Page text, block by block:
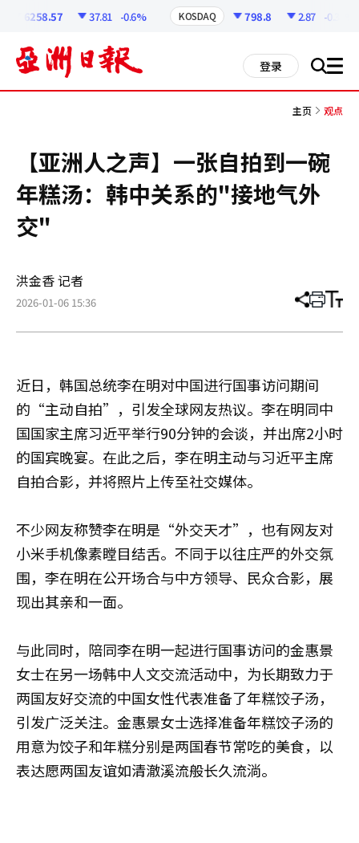
6258.57 37.81 -0.6% KOSDAQ 798.8 2.87 -0.36%
登录 搜 all
主页 观点
【亚洲人之声】一张自拍到一碗
年糕汤：韩中关系的"接地气外
交"
洪金香 记者
2026-01-06 15:36 分
章
打 调
小
近日，韩国总统李在明对中国进行国事访问期间
的“主动自拍”，引发全球网友热议。李在明同中
国国家主席习近平举行90分钟的会谈，并出席2小时
的国宾晚宴。在此之后，李在明主动与习近平主席
自拍合影，并将照片上传至社交媒体。
不少网友称赞李在明是“外交天才”，也有网友对
小米手机像素瞠目结舌。不同于以往庄严的外交氛
围，李在明在公开场合与中方领导、民众合影，展
现出其亲和一面。
与此同时，陪同李在明一起进行国事访问的金惠景
女士在另一场韩中人文交流活动中，为长期致力于
两国友好交流的中国女性代表准备了年糕饺子汤，
引发广泛关注。金惠景女士选择准备年糕饺子汤的
用意为饺子和年糕分别是两国春节常吃的美食，以
表达愿两国友谊如清澈溪流般长久流淌。